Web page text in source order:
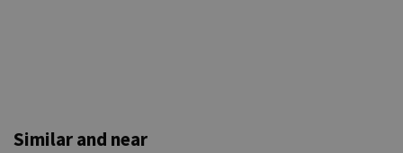
Similar and near